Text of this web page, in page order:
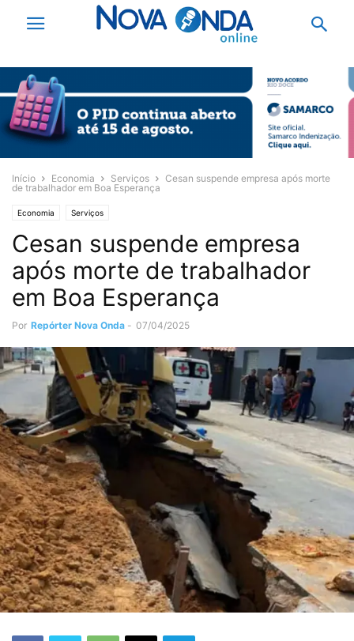
Início Economia Serviços
Cesan suspende empresa após morte
de trabalhador em Boa Esperança
Economia Serviços
Cesan suspende empresa
após morte de trabalhador
em Boa Esperança
Por Repórter Nova Onda - 07/04/2025